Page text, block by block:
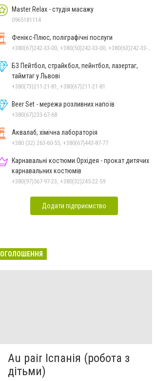
Master Relax - студія масажу
0965181114
Фенікс-Плюс, поліграфічні послуги
Б3 Пейтбол, страйкбол, пейнтбол, лазертаг,
таймтаг у Львові
+380(73)211-21-81, +380(67)211-21-81
Beer Set - мережа розливних напоїв
+380(67)233-67-68
Аквалаб, хімічна лабораторія
+380 (32) 263-60-55, +380(67)443-87-77
Карнавальні костюми Орхідея - прокат дитячих
карнавальних костюмів
+380(97)567-97-23, +380(32)245-22-59
Додати підприємство
ОГОЛОШЕННЯ
Au pair Іспанія (робота з
дітьми)